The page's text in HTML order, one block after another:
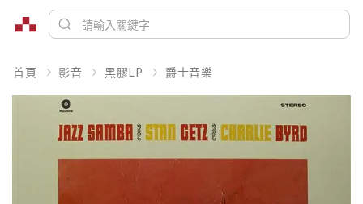
首頁 影音 黑膠LP 爵士音樂